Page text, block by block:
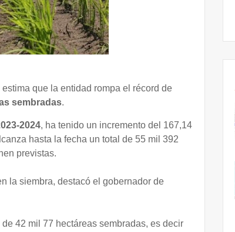
estima que la entidad rompa el récord de
sembradas.
2024, ha tenido un incremento del 167,14
hasta la fecha un total de 55 mil 392
previstas.
la siembra, destacó el gobernador de
42 mil 77 hectáreas sembradas, es decir